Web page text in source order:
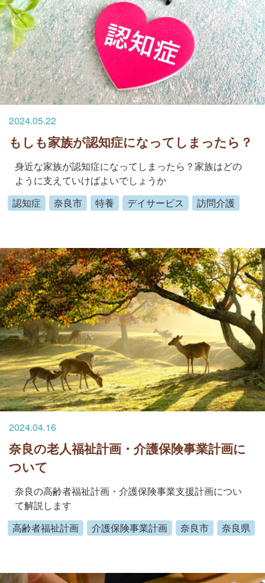
もしも家族が認知症になってしまったら？
2024.05.22
身近な家族が認知症になってしまったら？家族はどの
ように支えていけばよいでしょうか
認知症
奈良市 特養 デイサービス 訪問介護
奈良の老人福祉計画・介護保険事業計画に
ついて
2024.04.16
奈良の高齢者福祉計画・介護保険事業支援計画につい
て解説します
高齢者福祉計画
介護保険事業計画 奈良市 奈良県